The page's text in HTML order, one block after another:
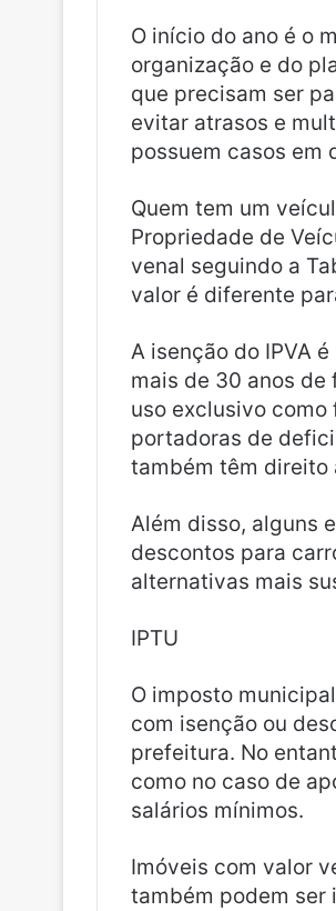
O início do ano é o
organização e do
que precisam ser
evitar atrasos e
possuem casos em
Quem tem um
Propriedade de
venal seguindo a
valor é diferente
A isenção do IPVA
mais de 30 anos
uso exclusivo como
portadoras de
também têm direito
Além disso, alguns
descontos para
alternativas mais
IPTU
O imposto
com isenção ou
prefeitura. No
como no caso de
salários mínimos.
Imóveis com valor
também podem ser